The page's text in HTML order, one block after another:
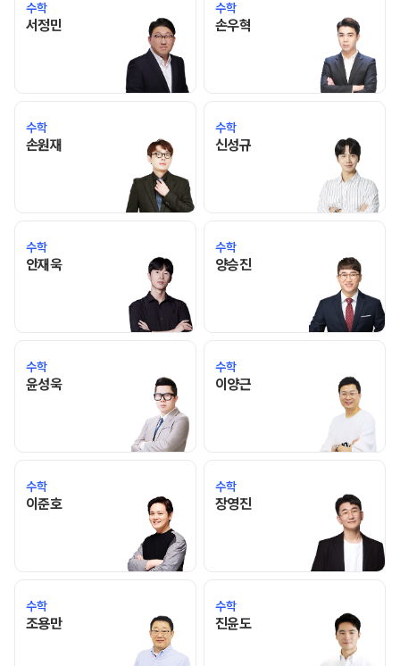
수학
서정민 서정민 선생님 홈 바로가기
수학
손우혁 손우혁 선생님 홈 바로가기
수학
손원재손원재 선생님 홈 바로가기
수학
신성규신성규 선생님 홈 바로가기
수학
안재욱안재욱 선생님 홈 바로가기
수학
양승진양승진 선생님 홈 바로가기
수학
윤성욱윤성욱 선생님 홈 바로가기
수학
이양근이양근 선생님 홈 바로가기
수학
이준호이준호 선생님 홈 바로가기
수학
장영진장영진 선생님 홈 바로가기
수학
조용만조용만 선생님 홈 바로가기
수학
진윤도진윤도 선생님 홈 바로가기